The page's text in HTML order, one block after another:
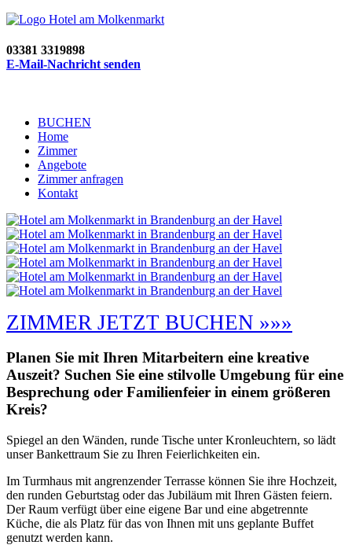
03381 3319898
E-Mail-Nachricht senden
BUCHEN
Home
Zimmer
Angebote
Zimmer anfragen
Kontakt
ZIMMER JETZT BUCHEN »»»
Planen Sie mit Ihren Mitarbeitern eine kreative
Auszeit? Suchen Sie eine stilvolle Umgebung für eine
Besprechung oder Familienfeier in einem größeren
Kreis?
Spiegel an den Wänden, runde Tische unter Kronleuchtern, so lädt
unser Bankettraum Sie zu Ihren Feierlichkeiten ein.
Im Turmhaus mit angrenzender Terrasse können Sie ihre Hochzeit,
den runden Geburtstag oder das Jubiläum mit Ihren Gästen feiern.
Der Raum verfügt über eine eigene Bar und eine abgetrennte
Küche, die als Platz für das von Ihnen mit uns geplante Buffet
genutzt werden kann.